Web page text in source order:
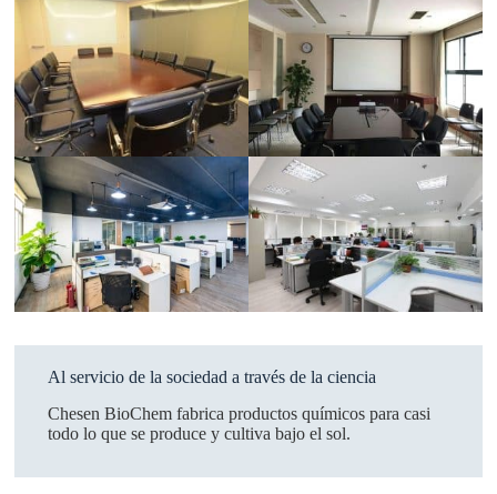
Al servicio de la sociedad a través de la ciencia
Chesen BioChem fabrica productos químicos para casi
todo lo que se produce y cultiva bajo el sol.